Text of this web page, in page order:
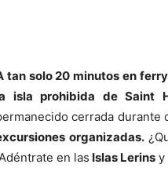
tan solo 20 minutos en
isla prohibida de Saint
cerrada durante
organizadas.
en las Islas Lerins y